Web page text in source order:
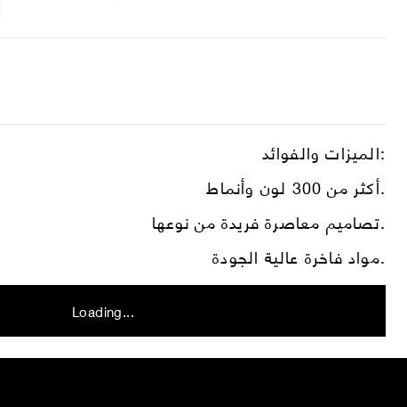
الميزات والفوائد:
أكثر من 300 لون وأنماط.
تصاميم معاصرة فريدة من نوعها.
مواد فاخرة عالية الجودة.
Loading...